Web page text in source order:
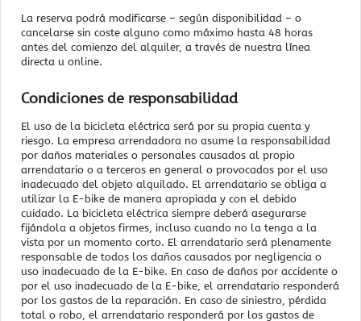
La reserva podrá modificarse – según disponibilidad – o
cancelarse sin coste alguno como máximo hasta 48 horas
antes del comienzo del alquiler, a través de nuestra línea
directa u online.
Condiciones de responsabilidad
El uso de la bicicleta eléctrica será por su propia cuenta y
riesgo. La empresa arrendadora no asume la responsabilidad
por daños materiales o personales causados al propio
arrendatario o a terceros en general o provocados por el uso
inadecuado del objeto alquilado. El arrendatario se obliga a
utilizar la E-bike de manera apropiada y con el debido
cuidado. La bicicleta eléctrica siempre deberá asegurarse
fijándola a objetos firmes, incluso cuando no la tenga a la
vista por un momento corto. El arrendatario será plenamente
responsable de todos los daños causados por negligencia o
uso inadecuado de la E-bike. En caso de daños por accidente o
por el uso inadecuado de la E-bike, el arrendatario responderá
por los gastos de la reparación. En caso de siniestro, pérdida
total o robo, el arrendatario responderá por los gastos de